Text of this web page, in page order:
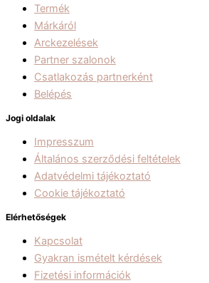
Termék
Márkáról
Arckezelések
Partner szalonok
Csatlakozás partnerként
Belépés
Jogi oldalak
Impresszum
Általános szerződési feltételek
Adatvédelmi tájékoztató
Cookie tájékoztató
Elérhetőségek
Kapcsolat
Gyakran ismételt kérdések
Fizetési információk